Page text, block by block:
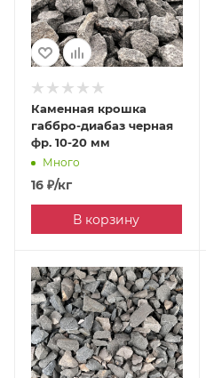
Каменная крошка
габбро-диабаз черная
фр. 10-20 мм
Много
16 ₽/кг
В корзину